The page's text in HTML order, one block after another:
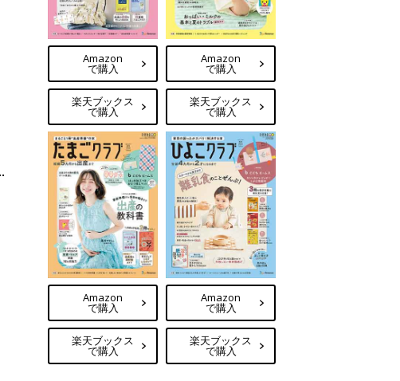
Amazon
で購入
楽天ブックス
で購入
Amazon
で購入
楽天ブックス
で購入
Amazon
で購入
楽天ブックス
で購入
Amazon
で購入
楽天ブックス
で購入